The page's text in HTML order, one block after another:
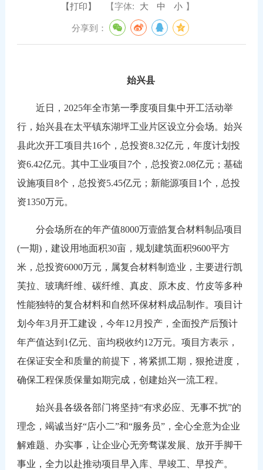
【打印】 【字体: 大 中 小 】
分享到：
始兴县
近日，2025年全市第一季度项目集中开工活动举
行，始兴县在太平镇东湖坪工业片区设立分会场。始兴
县此次开工项目共16个，总投资8.32亿元，年度计划投
资6.42亿元。其中工业项目7个，总投资2.08亿元；基础
设施项目8个，总投资5.45亿元；新能源项目1个，总投
资1350万元。
分会场所在的年产值8000万壹皓复合材料制品项目
(一期)，建设用地面积30亩，规划建筑面积9600平方
米，总投资6000万元，属复合材料制造业，主要进行凯
芙拉、玻璃纤维、碳纤维、真皮、原木皮、竹皮等多种
性能独特的复合材料和自然环保材料成品制作。项目计
划今年3月开工建设，今年12月投产，全面投产后预计
年产值达到1亿元、亩均税收约12万元。项目方表示，
在保证安全和质量的前提下，将紧抓工期，狠抢进度，
确保工程保质保量如期完成，创建始兴一流工程。
始兴县各级各部门将坚持“有求必应、无事不扰”的
理念，竭诚当好“店小二”和“服务员”，全心全意为企业
解难题、办实事，让企业心无旁骛谋发展、放开手脚干
事业，全力以赴推动项目早入库、早竣工、早投产。